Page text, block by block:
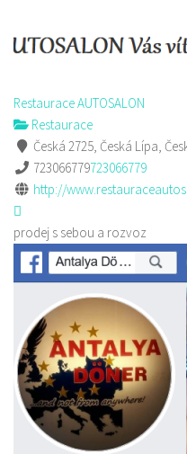
Restaurace AUTOSALON
Restaurace
Česká 2725, Česká Lípa,
723066779723066779
http://
prodej s sebou a rozvoz